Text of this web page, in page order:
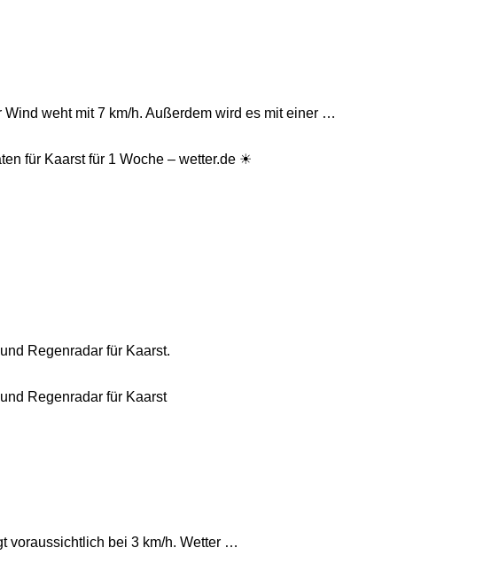
weht mit 7 km/h. Außerdem wird es mit einer …
für Kaarst für 1 Woche – wetter.de ☀
Regenradar für Kaarst.
Regenradar für Kaarst
voraussichtlich bei 3 km/h. Wetter …